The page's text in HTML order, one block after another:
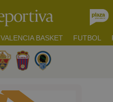
VALENCIA BASKET FUTBOL